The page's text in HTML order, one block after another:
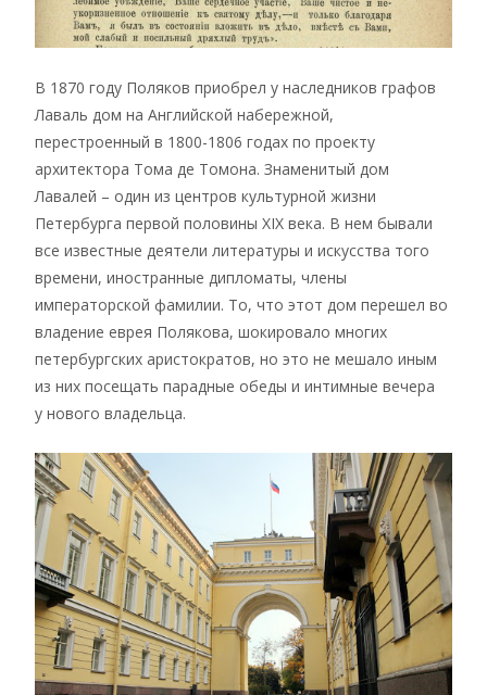
В 1870 году Поляков приобрел у наследников графов
Лаваль дом на Английской набережной,
перестроенный в 1800-1806 годах по проекту
архитектора Тома де Томона. Знаменитый дом
Лавалей – один из центров культурной жизни
Петербурга первой половины XIX века. В нем бывали
все известные деятели литературы и искусства того
времени, иностранные дипломаты, члены
императорской фамилии. То, что этот дом перешел во
владение еврея Полякова, шокировало многих
петербургских аристократов, но это не мешало иным
из них посещать парадные обеды и интимные вечера
у нового владельца.